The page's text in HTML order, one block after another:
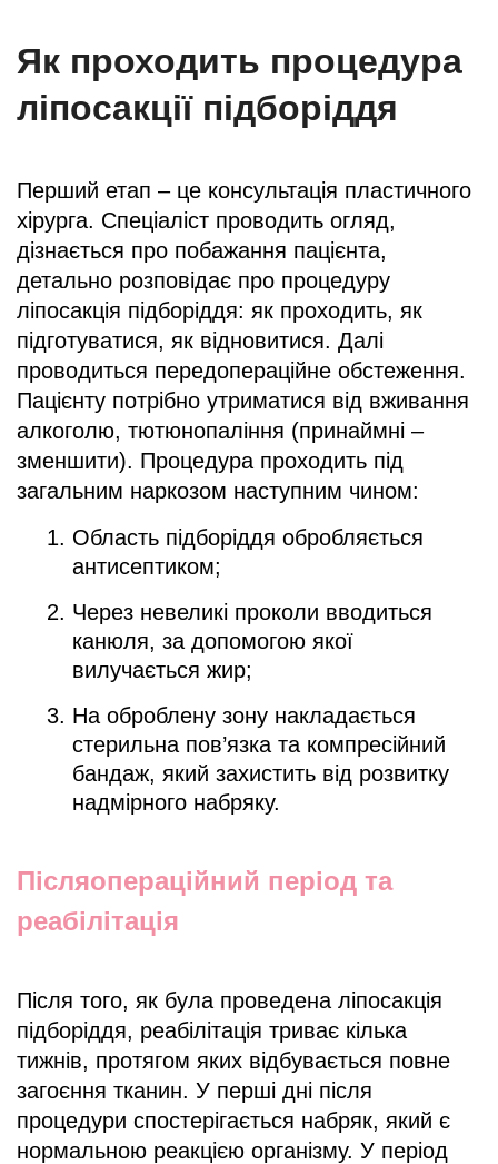
Як проходить процедура
ліпосакції підборіддя
Перший етап – це консультація пластичного
хірурга. Спеціаліст проводить огляд,
дізнається про побажання пацієнта,
детально розповідає про процедуру
ліпосакція підборіддя: як проходить, як
підготуватися, як відновитися. Далі
проводиться передопераційне обстеження.
Пацієнту потрібно утриматися від вживання
алкоголю, тютюнопаління (принаймні –
зменшити). Процедура проходить під
загальним наркозом наступним чином:
Область підборіддя обробляється
антисептиком;
Через невеликі проколи вводиться
канюля, за допомогою якої
вилучається жир;
На оброблену зону накладається
стерильна пов’язка та компресійний
бандаж, який захистить від розвитку
надмірного набряку.
Післяопераційний період та
реабілітація
Після того, як була проведена ліпосакція
підборіддя, реабілітація триває кілька
тижнів, протягом яких відбувається повне
загоєння тканин. У перші дні після
процедури спостерігається набряк, який є
нормальною реакцією організму. У період